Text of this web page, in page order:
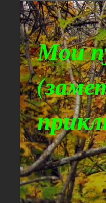
Мои